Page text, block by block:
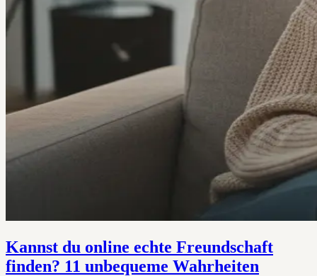
Kannst du online echte Freundschaft
finden? 11 unbequeme Wahrheiten